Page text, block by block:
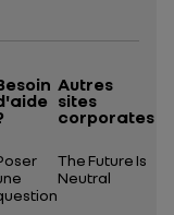
Autres
sites
corporates
The Future Is
Neutral